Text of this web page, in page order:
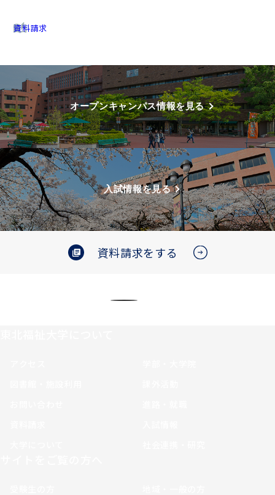
資料請求
オープンキャンパス情報を見る
入試情報を見る
資料請求をする